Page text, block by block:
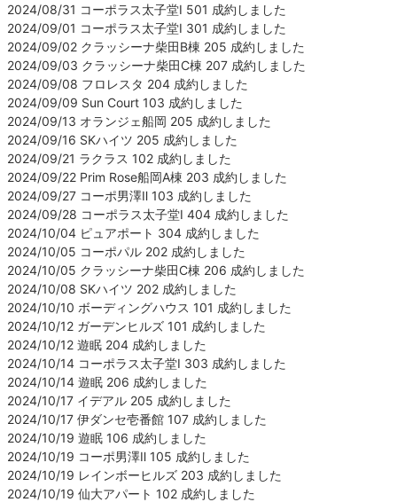
2024/08/31 コーポラス太子堂Ⅰ 501 成約しました
2024/09/01 コーポラス太子堂Ⅰ 301 成約しました
2024/09/02 クラッシーナ柴田B棟 205 成約しました
2024/09/03 クラッシーナ柴田C棟 207 成約しました
2024/09/08 フロレスタ 204 成約しました
2024/09/09 Sun Court 103 成約しました
2024/09/13 オランジェ船岡 205 成約しました
2024/09/16 SKハイツ 205 成約しました
2024/09/21 ラクラス 102 成約しました
2024/09/22 Prim Rose船岡A棟 203 成約しました
2024/09/27 コーポ男澤Ⅱ 103 成約しました
2024/09/28 コーポラス太子堂Ⅰ 404 成約しました
2024/10/04 ピュアポート 304 成約しました
2024/10/05 コーポパル 202 成約しました
2024/10/05 クラッシーナ柴田C棟 206 成約しました
2024/10/08 SKハイツ 202 成約しました
2024/10/10 ボーディングハウス 101 成約しました
2024/10/12 ガーデンヒルズ 101 成約しました
2024/10/12 遊眠 204 成約しました
2024/10/14 コーポラス太子堂Ⅰ 303 成約しました
2024/10/14 遊眠 206 成約しました
2024/10/17 イデアル 205 成約しました
2024/10/17 伊ダンセ壱番館 107 成約しました
2024/10/19 遊眠 106 成約しました
2024/10/19 コーポ男澤Ⅱ 105 成約しました
2024/10/19 レインボーヒルズ 203 成約しました
2024/10/19 仙大アパート 102 成約しました